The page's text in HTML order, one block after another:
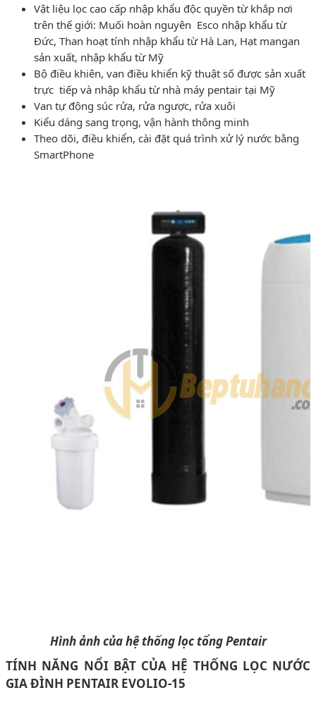
Vật liệu lọc cao cấp nhập khẩu độc quyền từ khắp nơi
trên thế giới: Muối hoàn nguyên Esco nhập khẩu từ
Đức, Than hoạt tính nhập khẩu từ Hà Lan, Hạt mangan
sản xuất, nhập khẩu từ Mỹ
Bộ điều khiên, van điều khiển kỹ thuật số được sản xuất
trực tiếp và nhập khẩu từ nhà máy pentair tại Mỹ
Van tự động súc rửa, rửa ngược, rửa xuôi
Kiểu dáng sang trọng, vận hành thông minh
Theo dõi, điều khiển, cài đặt quá trình xử lý nước bằng
SmartPhone
Hình ảnh của hệ thống lọc tổng Pentair
TÍNH NĂNG NỔI BẬT CỦA HỆ THỐNG LỌC NƯỚC
GIA ĐÌNH PENTAIR EVOLIO-15